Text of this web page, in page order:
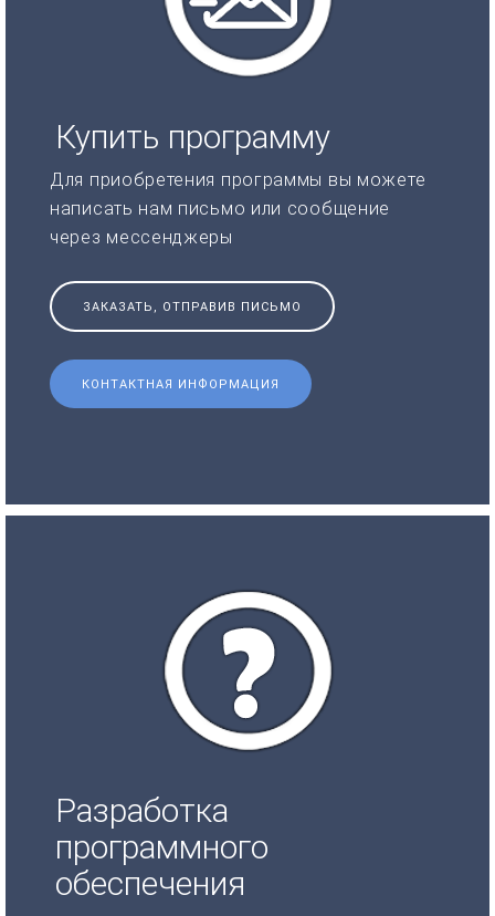
Купить программу
Для приобретения программы вы можете
написать нам письмо или сообщение
через мессенджеры
ЗАКАЗАТЬ, ОТПРАВИВ ПИСЬМО
КОНТАКТНАЯ ИНФОРМАЦИЯ
Разработка
программного
обеспечения